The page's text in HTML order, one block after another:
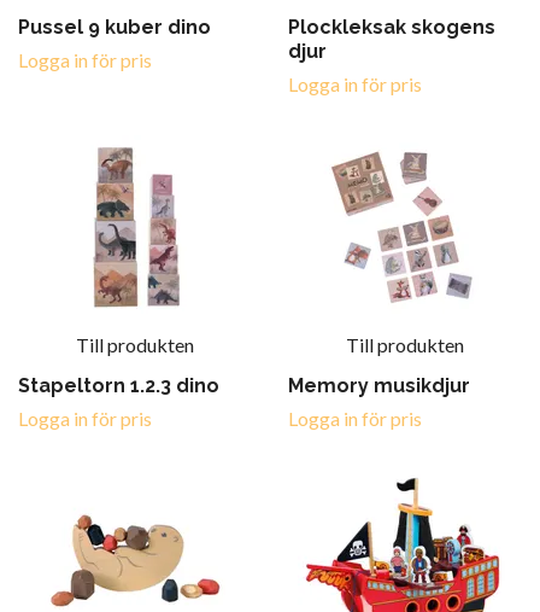
Pussel 9 kuber dino
Logga in för pris
Plockleksak skogens
djur
Logga in för pris
Till produkten
Stapeltorn 1.2.3 dino
Logga in för pris
Till produkten
Memory musikdjur
Logga in för pris